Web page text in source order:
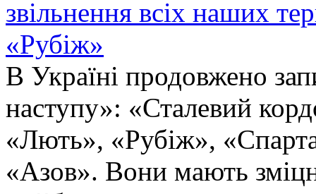
звільнення всіх наших
«Рубіж»
В Україні продовжено
наступу»: «Сталевий
«Лють», «Рубіж»,
«Азов». Вони мають